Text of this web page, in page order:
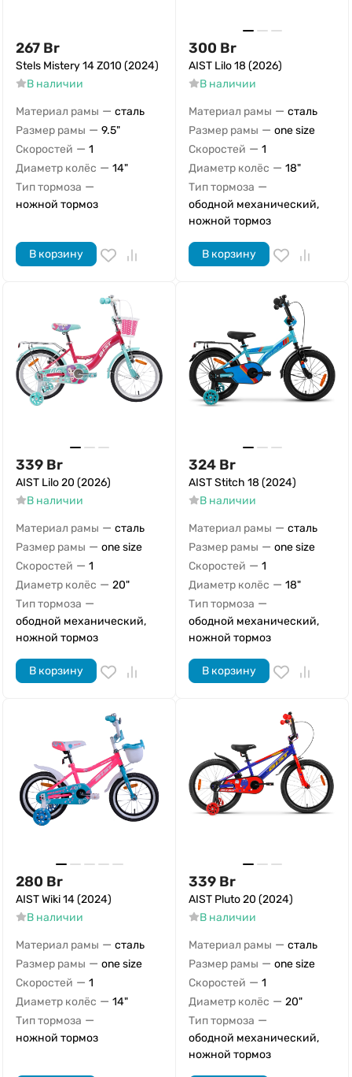
267 Br
Stels Mistery 14 Z010 (2024)
В наличии
Материал рамы — сталь
Размер рамы — 9.5"
Скоростей — 1
Диаметр колёс — 14"
Тип тормоза —
ножной тормоз
В корзину
300 Br
AIST Lilo 18 (2026)
В наличии
Материал рамы — сталь
Размер рамы — one size
Скоростей — 1
Диаметр колёс — 18"
Тип тормоза —
ободной механический,
ножной тормоз
В корзину
339 Br
AIST Lilo 20 (2026)
В наличии
Материал рамы — сталь
Размер рамы — one size
Скоростей — 1
Диаметр колёс — 20"
Тип тормоза —
ободной механический,
ножной тормоз
В корзину
324 Br
AIST Stitch 18 (2024)
В наличии
Материал рамы — сталь
Размер рамы — one size
Скоростей — 1
Диаметр колёс — 18"
Тип тормоза —
ободной механический,
ножной тормоз
В корзину
280 Br
AIST Wiki 14 (2024)
В наличии
Материал рамы — сталь
Размер рамы — one size
Скоростей — 1
Диаметр колёс — 14"
Тип тормоза —
ножной тормоз
339 Br
AIST Pluto 20 (2024)
В наличии
Материал рамы — сталь
Размер рамы — one size
Скоростей — 1
Диаметр колёс — 20"
Тип тормоза —
ободной механический,
ножной тормоз